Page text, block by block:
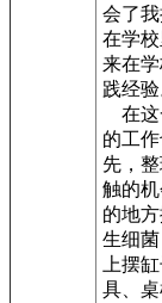
会了
在学
来在
践经验
在这
的工
先，
触的
的地
生细
上摆
具、